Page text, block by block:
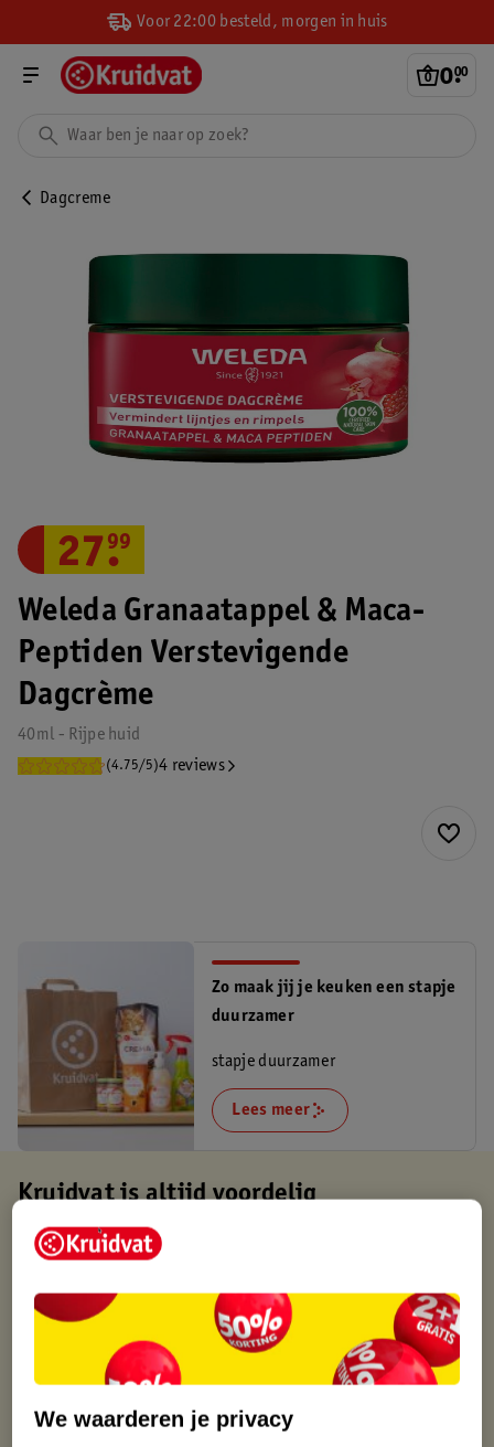
Voor 22:00 besteld, morgen in huis
0.
00
Dagcreme
Weleda Granaatappel & Maca-
Peptiden Verstevigende
Dagcrème
40ml - Rijpe huid
(4.75/5)4 reviews
27.
99
Zo maak jij je keuken een stapje
duurzamer
stapje duurzamer
Lees meer
Kruidvat is altijd voordelig
Gratis ophalen in de winkel
Gratis thuisbezorgd vanaf 50.00
Gratis retourneren binnen 30 dagen
Gratis punten met je Kruidvat kaart
We waarderen je privacy